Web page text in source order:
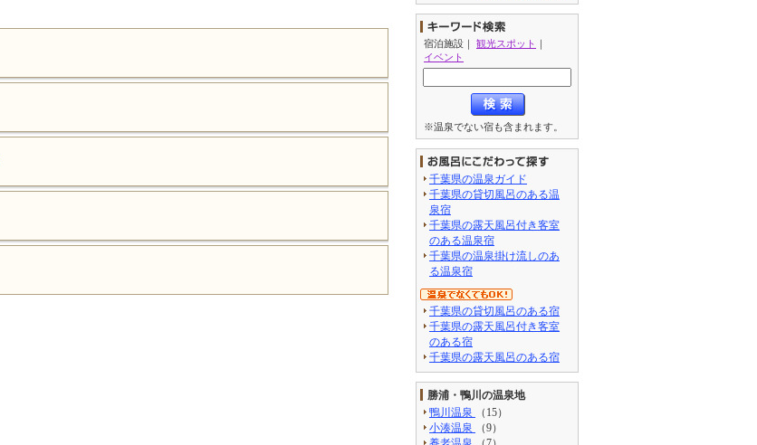
宿泊施設 ｜ 観光スポット ｜
イベント
※温泉でない宿も含まれます。
千葉県の温泉ガイド
千葉県の貸切風呂のある温
泉宿
千葉県の露天風呂付き客室
のある温泉宿
千葉県の温泉掛け流しのあ
る温泉宿
千葉県の貸切風呂のある宿
千葉県の露天風呂付き客室
のある宿
千葉県の露天風呂のある宿
勝浦・鴨川の温泉地
鴨川温泉
（15）
小湊温泉
（9）